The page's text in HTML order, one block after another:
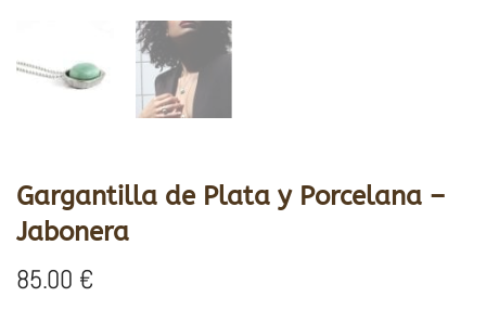
Gargantilla de Plata y Porcelana –
Jabonera
85.00 €